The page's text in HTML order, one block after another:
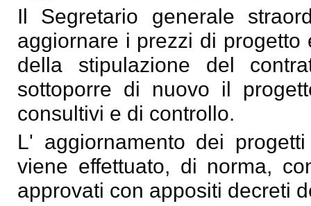
Il Segretario generale
aggiornare i prezzi di
della stipulazione del
sottoporre di nuovo il
consultivi e di controllo.
L' aggiornamento dei
viene effettuato, di norma,
approvati con appositi decreti